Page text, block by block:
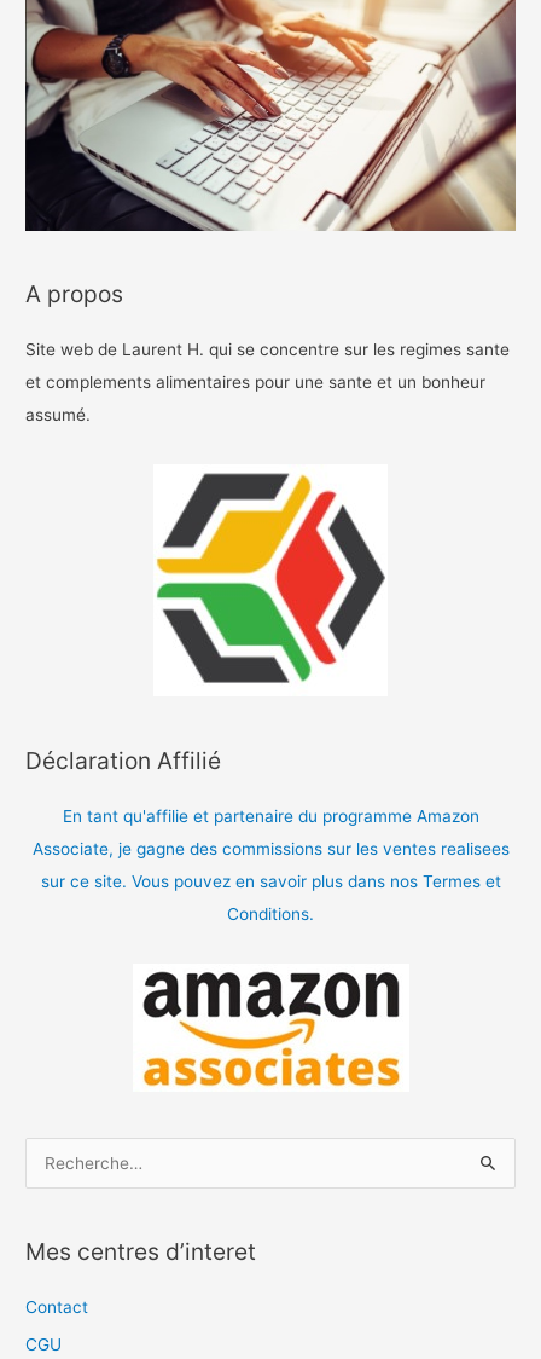
A propos
Site web de Laurent H. qui se concentre sur les regimes sante
et complements alimentaires pour une sante et un bonheur
assumé.
Déclaration Affilié
En tant qu'affilie et partenaire du programme Amazon
Associate, je gagne des commissions sur les ventes realisees
sur ce site. Vous pouvez en savoir plus dans nos Termes et
Conditions.
h
e
Mes centres d’interet
Contact
CGU